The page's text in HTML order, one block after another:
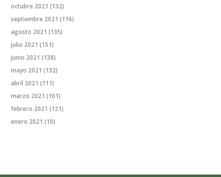
octubre 2021 (132)
septiembre 2021 (116)
agosto 2021 (135)
julio 2021 (151)
junio 2021 (138)
mayo 2021 (132)
abril 2021 (111)
marzo 2021 (161)
febrero 2021 (121)
enero 2021 (10)